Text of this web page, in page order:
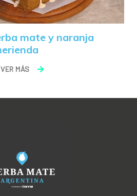
mate y naranja
VER MÁS